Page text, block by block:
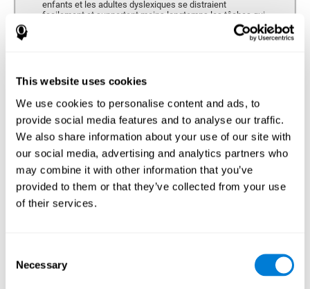
This website uses cookies
We use cookies to personalise content and ads, to
provide social media features and to analyse our traffic.
We also share information about your use of our site with
our social media, advertising and analytics partners who
may combine it with other information that you’ve
provided to them or that they’ve collected from your use
of their services.
Selection
Necessary
enfants et les adultes dyslexiques se distraient
facilement et supportent moins longtemps les tâches qui
Capacité de retenir ou manipuler de nouvelles informations et de
récupérer les souvenirs du passé.
Mémoire à Court-terme
Mémoire à court terme et dyslexie. Cette capacité
cognitive peut être altérée chez les personnes
dyslexiques. La mémoire à court terme est la capacité de
entendons, car nous ne retenons pas correctement